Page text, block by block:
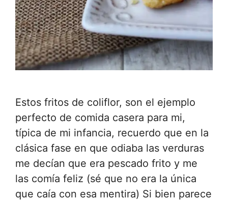
Estos fritos de coliflor, son el ejemplo
perfecto de comida casera para mi,
típica de mi infancia, recuerdo que en la
clásica fase en que odiaba las verduras
me decían que era pescado frito y me
las comía feliz (sé que no era la única
que caía con esa mentira) Si bien parece